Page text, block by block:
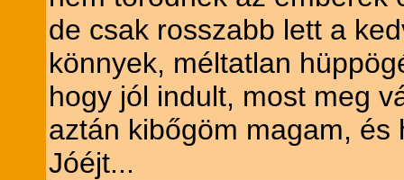
de csak rosszabb lett a
könnyek, méltatlan
hogy jól indult, most meg
aztán kibőgöm magam,
Jóéjt...